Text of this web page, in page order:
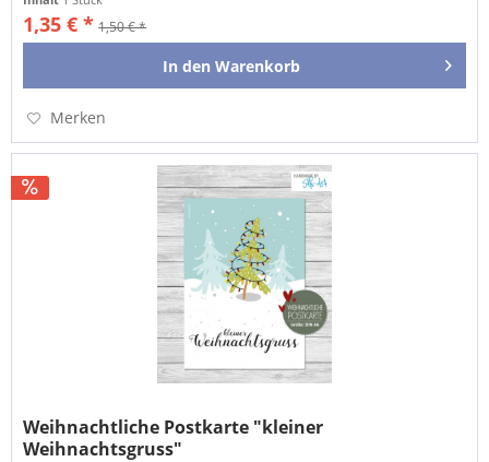
1,35 € * 1,50 € *
In den Warenkorb
Merken
Weihnachtliche Postkarte "kleiner
Weihnachtsgruss"